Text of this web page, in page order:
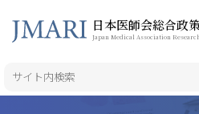
日本医師会総合政
Japan Medical Association